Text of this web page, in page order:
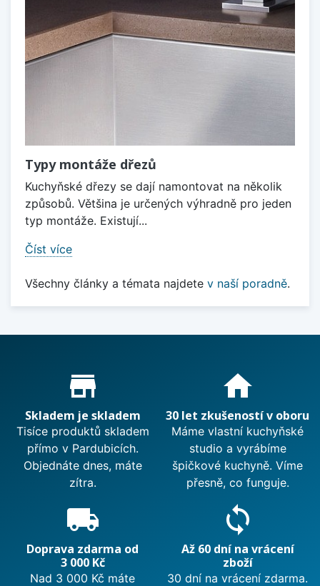
Typy montáže dřezů
Kuchyňské dřezy se dají namontovat na několik
způsobů. Většina je určených výhradně pro jeden
typ montáže. Existují...
Číst více
Všechny články a témata najdete v naší poradně.
Proč nakupovat u nás?
store_mall_directory
Skladem je skladem
Tisíce produktů skladem
přímo v Pardubicích.
Objednáte dnes, máte
zítra.
home
30 let zkušeností v oboru
Máme vlastní kuchyňské
studio a vyrábíme
špičkové kuchyně. Víme
přesně, co funguje.
local_shipping
Doprava zdarma od
3 000 Kč
Nad 3 000 Kč máte
sync
Až 60 dní na vrácení
zboží
30 dní na vrácení zdarma.